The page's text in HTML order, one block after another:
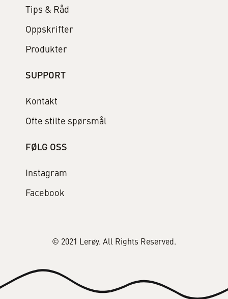
Tips & Råd
Oppskrifter
Produkter
SUPPORT
Kontakt
Ofte stilte spørsmål
FØLG OSS
Instagram
Facebook
© 2021 Lerøy. All Rights Reserved.